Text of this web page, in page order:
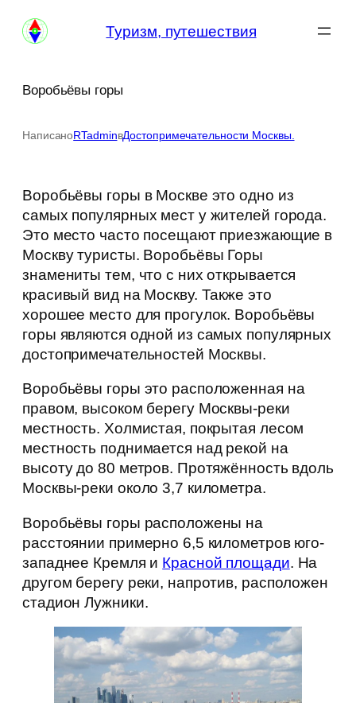
Перейти
Туризм, путешествия
Воробьёвы горы
НаписаноRTadminвДостопримечательности Москвы.
Воробьёвы горы в Москве это одно из
самых популярных мест у жителей города.
Это место часто посещают приезжающие в
Москву туристы. Воробьёвы Горы
знамениты тем, что с них открывается
красивый вид на Москву. Также это
хорошее место для прогулок. Воробьёвы
горы являются одной из самых популярных
достопримечательностей Москвы.
Воробьёвы горы это расположенная на
правом, высоком берегу Москвы-реки
местность. Холмистая, покрытая лесом
местность поднимается над рекой на
высоту до 80 метров. Протяжённость вдоль
Москвы-реки около 3,7 километра.
Воробьёвы горы расположены на
расстоянии примерно 6,5 километров юго-
западнее Кремля и Красной площади. На
другом берегу реки, напротив, расположен
стадион Лужники.